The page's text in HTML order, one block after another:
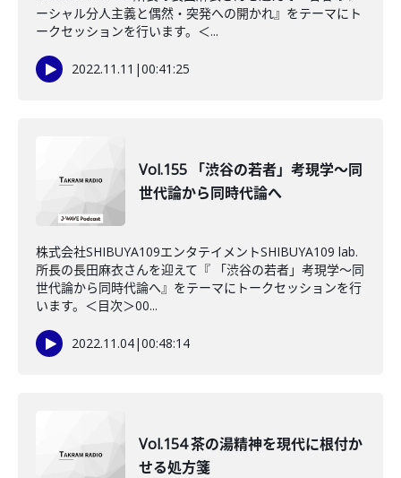
ーシャル分人主義と偶然・突発への開かれ』をテーマにト
ークセッションを行います。＜...
2022.11.11 |00:41:25
Vol.155 「渋谷の若者」考現学～同
世代論から同時代論へ
株式会社SHIBUYA109エンタテイメントSHIBUYA109 lab.
所長の長田麻衣さんを迎えて『 「渋谷の若者」考現学～同
世代論から同時代論へ』をテーマにトークセッションを行
います。＜目次＞00...
2022.11.04|00:48:14
Vol.154 茶の湯精神を現代に根付か
せる処方箋